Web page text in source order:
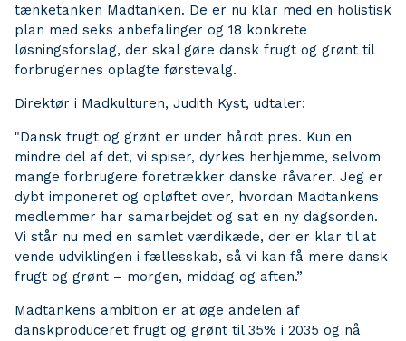
tænketanken Madtanken. De er nu klar med en holistisk
plan med seks anbefalinger og 18 konkrete
løsningsforslag, der skal gøre dansk frugt og grønt til
forbrugernes oplagte førstevalg.
Direktør i Madkulturen, Judith Kyst, udtaler:
"Dansk frugt og grønt er under hårdt pres. Kun en
mindre del af det, vi spiser, dyrkes herhjemme, selvom
mange forbrugere foretrækker danske råvarer. Jeg er
dybt imponeret og opløftet over, hvordan Madtankens
medlemmer har samarbejdet og sat en ny dagsorden.
Vi står nu med en samlet værdikæde, der er klar til at
vende udviklingen i fællesskab, så vi kan få mere dansk
frugt og grønt – morgen, middag og aften.”
Madtankens ambition er at øge andelen af
danskproduceret frugt og grønt til 35% i 2035 og nå